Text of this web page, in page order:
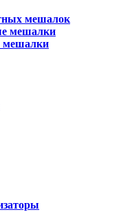
мешалок
мешалки
мешалки